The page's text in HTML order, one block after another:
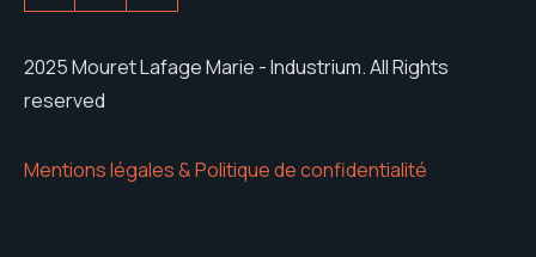
2025 Mouret Lafage Marie - Industrium. All Rights
reserved
Mentions légales & Politique de confidentialité